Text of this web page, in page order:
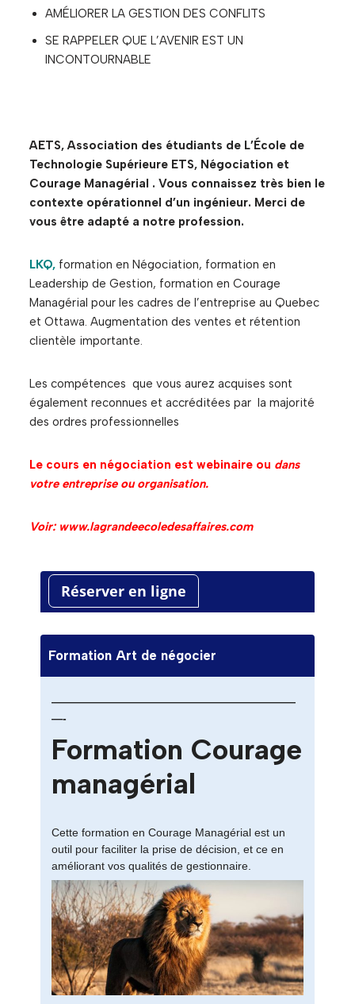
AMÉLIORER LA GESTION DES CONFLITS
SE RAPPELER QUE L’AVENIR EST UN
INCONTOURNABLE
AETS, Association des étudiants de L’École de
Technologie Supérieure ETS, Négociation et
Courage Managérial . Vous connaissez très bien le
contexte opérationnel d’un ingénieur. Merci de
vous être adapté a notre profession.
LKQ, formation en Négociation, formation en
Leadership de Gestion, formation en Courage
Managérial pour les cadres de l’entreprise au Quebec
et Ottawa. Augmentation des ventes et rétention
clientèle importante.
Les compétences que vous aurez acquises sont
également reconnues et accréditées par la majorité
des ordres professionnelles
Le cours en négociation est webinaire ou dans
votre entreprise ou organisation.
Voir: www.lagrandeecoledesaffaires.com
Réserver en ligne
Formation Art de négocier
——————————————————————
—-
Formation Courage
managérial
Cette formation en Courage Managérial est un
outil pour faciliter la prise de décision, et ce en
améliorant vos qualités de gestionnaire.